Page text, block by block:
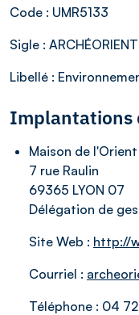
Code : UMR5133
Sigle : ARCHÉORIENT
Libellé :
Implantations
Maison de l'Orient
7 rue Raulin
69365 LYON 07
Délégation de
Site Web : http://
Courriel :
Téléphone : 04